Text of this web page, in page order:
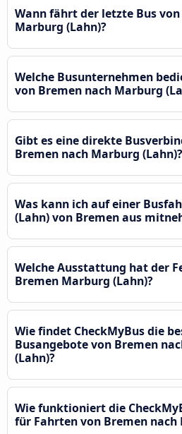
Wann fährt der letzte Bus
Marburg (Lahn)?
Welche Busunternehmen
von Bremen nach Marburg
Gibt es eine direkte
Bremen nach Marburg (Lahn)?
Was kann ich auf einer
(Lahn) von Bremen aus
Welche Ausstattung hat der
Bremen Marburg (Lahn)?
Wie findet CheckMyBus die
Busangebote von Bremen
(Lahn)?
Wie funktioniert die
für Fahrten von Bremen nach